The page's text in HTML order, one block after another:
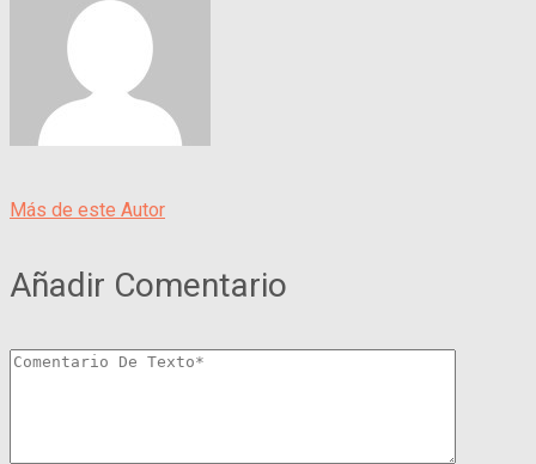
Más de este Autor
Añadir Comentario